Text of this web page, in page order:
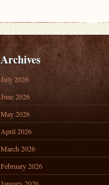
Archives
July 2026
June 2026
May 2026
April 2026
March 2026
February 2026